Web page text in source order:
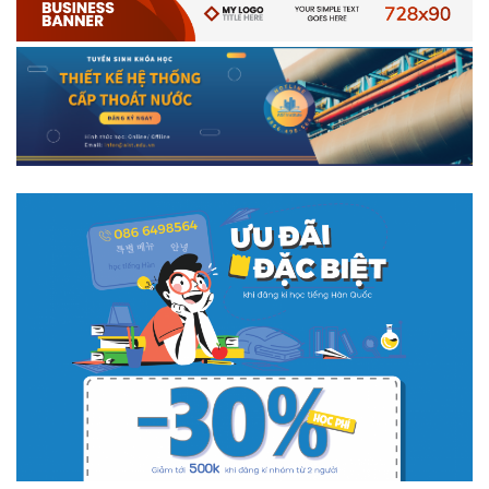
# 05.04.2025 | 17:16
Tuyển sinh 2025, Khoa kỹ thuật hạ tầng và môi trường đô thị
- Đại học Kiến trúc...
Thông tin tuyển sinh đại học 2025 Khoa kỹ thuật hạ tầng và môi trường
đô thị - Đại học Kiến trúc Hà Nội Tuyển sinh đại học với 280 chỉ tiêu, thời
gian đào tạo 4,5 năm
# 05.04.2020 | 20:30
GIAO LƯU TRỰC TUYẾN - TƯ VẤN TUYỂN SINH ĐẠI HỌC
CHÍNH QUY ĐẠI HỌC KIẾN TRÚC NĂM...
Năm nay, kỳ thi THPT quốc gia dự kiến diễn ra vào tháng 8. Trường Đại